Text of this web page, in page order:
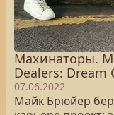
Махинаторы.
Dealers: Dream
07.06.2022
Майк Брюйер